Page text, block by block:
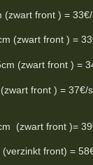
front ) = 33€/
front ) =
(zwart front ) =
front ) =
(zwart front )=
front) =